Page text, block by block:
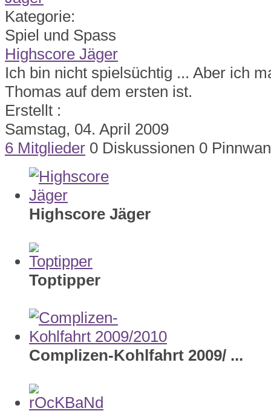
Kategorie:
Spiel und Spass
Highscore Jäger
Ich bin nicht spielsüchtig ... Aber ich
Thomas auf dem ersten ist.
Erstellt :
Samstag, 04. April 2009
6 Mitglieder 0 Diskussionen 0
Highscore Jäger
Toptipper
Complizen-Kohlfahrt 2009/ ...